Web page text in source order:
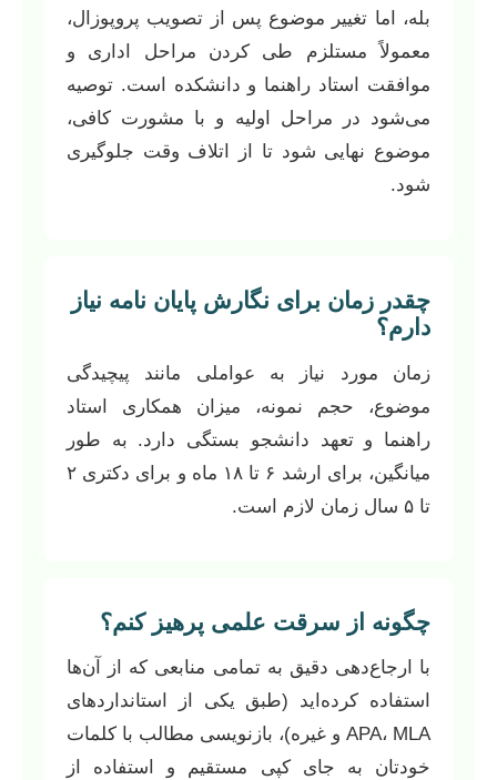
بله، اما تغییر موضوع پس از تصویب پروپوزال،
معمولاً مستلزم طی کردن مراحل اداری و
موافقت استاد راهنما و دانشکده است. توصیه
می‌شود در مراحل اولیه و با مشورت کافی،
موضوع نهایی شود تا از اتلاف وقت جلوگیری
شود.
چقدر زمان برای نگارش پایان نامه نیاز
دارم؟
زمان مورد نیاز به عواملی مانند پیچیدگی
موضوع، حجم نمونه، میزان همکاری استاد
راهنما و تعهد دانشجو بستگی دارد. به طور
میانگین، برای ارشد ۶ تا ۱۸ ماه و برای دکتری ۲
تا ۵ سال زمان لازم است.
چگونه از سرقت علمی پرهیز کنم؟
با ارجاع‌دهی دقیق به تمامی منابعی که از آن‌ها
استفاده کرده‌اید (طبق یکی از استانداردهای
APA، MLA و غیره)، بازنویسی مطالب با کلمات
خودتان به جای کپی مستقیم و استفاده از